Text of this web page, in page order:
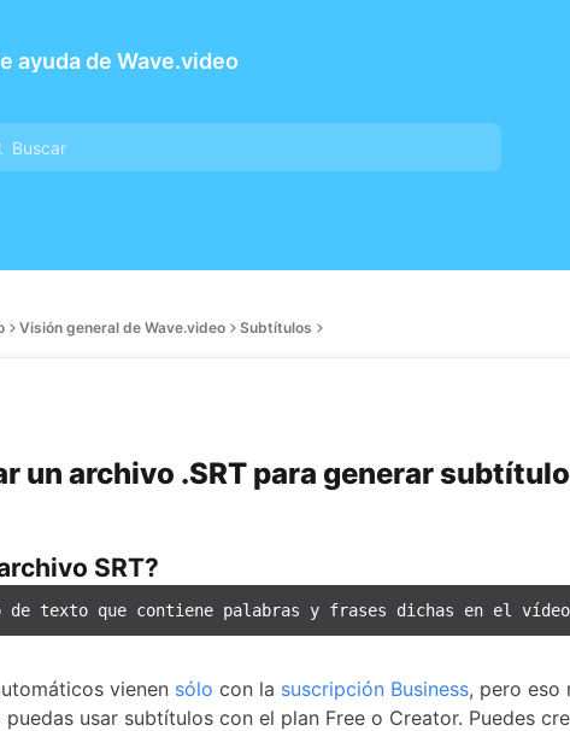
ayuda de Wave.video
Visión general de Wave.video Subtítulos
un archivo .SRT para generar
SRT?
de texto que contiene palabras y frases dichas en el
vienen sólo con la suscripción Business, pero eso
usar subtítulos con el plan Free o Creator. Puedes